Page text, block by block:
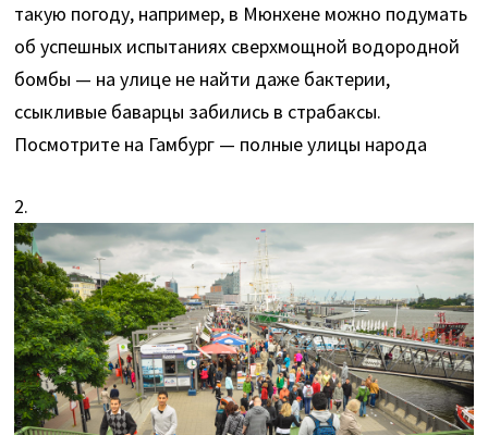
такую погоду, например, в Мюнхене можно подумать
об успешных испытаниях сверхмощной водородной
бомбы — на улице не найти даже бактерии,
ссыкливые баварцы забились в страбаксы.
Посмотрите на Гамбург — полные улицы народа
2.